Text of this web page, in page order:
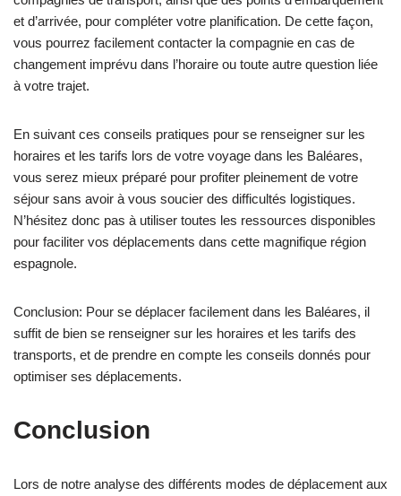
et d’arrivée, pour compléter votre planification. De cette façon,
vous pourrez facilement contacter la compagnie en cas de
changement imprévu dans l’horaire ou toute autre question liée
à votre trajet.
En suivant ces conseils pratiques pour se renseigner sur les
horaires et les tarifs lors de votre voyage dans les Baléares,
vous serez mieux préparé pour profiter pleinement de votre
séjour sans avoir à vous soucier des difficultés logistiques.
N’hésitez donc pas à utiliser toutes les ressources disponibles
pour faciliter vos déplacements dans cette magnifique région
espagnole.
Conclusion: Pour se déplacer facilement dans les Baléares, il
suffit de bien se renseigner sur les horaires et les tarifs des
transports, et de prendre en compte les conseils donnés pour
optimiser ses déplacements.
Conclusion
Lors de notre analyse des différents modes de déplacement aux